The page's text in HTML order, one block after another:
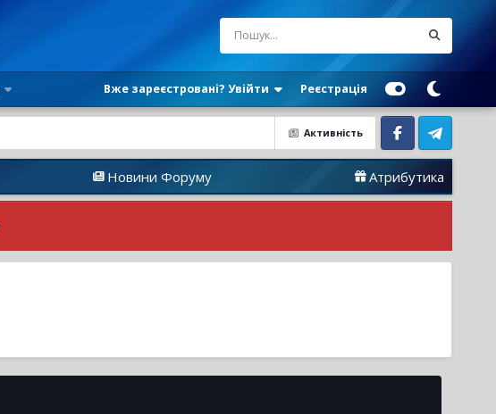
Вже зареєстровані? Увійти Реєстрація
Активність
Facebook Telegram
Новини Форуму Атрибутика